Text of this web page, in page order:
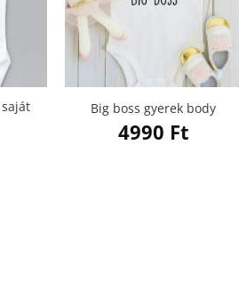
Big boss gyerek body
4990 Ft